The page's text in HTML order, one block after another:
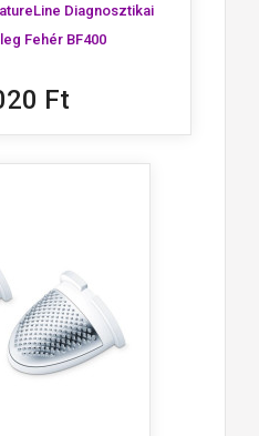
Diagnosztikai
Fehér BF400
Ft